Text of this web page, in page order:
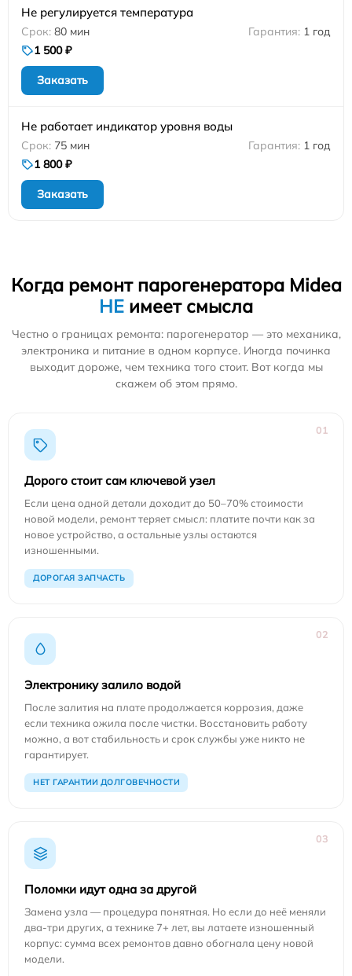
Не регулируется температура
80 мин
1 год
1 500 ₽
Заказать
Не работает индикатор уровня воды
75 мин
1 год
1 800 ₽
Заказать
Когда ремонт парогенератора Midea
НЕ имеет смысла
Честно о границах ремонта: парогенератор — это механика,
электроника и питание в одном корпусе. Иногда починка
выходит дороже, чем техника того стоит. Вот когда мы
скажем об этом прямо.
01
Дорого стоит сам ключевой узел
Если цена одной детали доходит до 50–70% стоимости
новой модели, ремонт теряет смысл: платите почти как за
новое устройство, а остальные узлы остаются
изношенными.
ДОРОГАЯ ЗАПЧАСТЬ
02
Электронику залило водой
После залития на плате продолжается коррозия, даже
если техника ожила после чистки. Восстановить работу
можно, а вот стабильность и срок службы уже никто не
гарантирует.
НЕТ ГАРАНТИИ ДОЛГОВЕЧНОСТИ
03
Поломки идут одна за другой
Замена узла — процедура понятная. Но если до неё меняли
два-три других, а технике 7+ лет, вы латаете изношенный
корпус: сумма всех ремонтов давно обогнала цену новой
модели.